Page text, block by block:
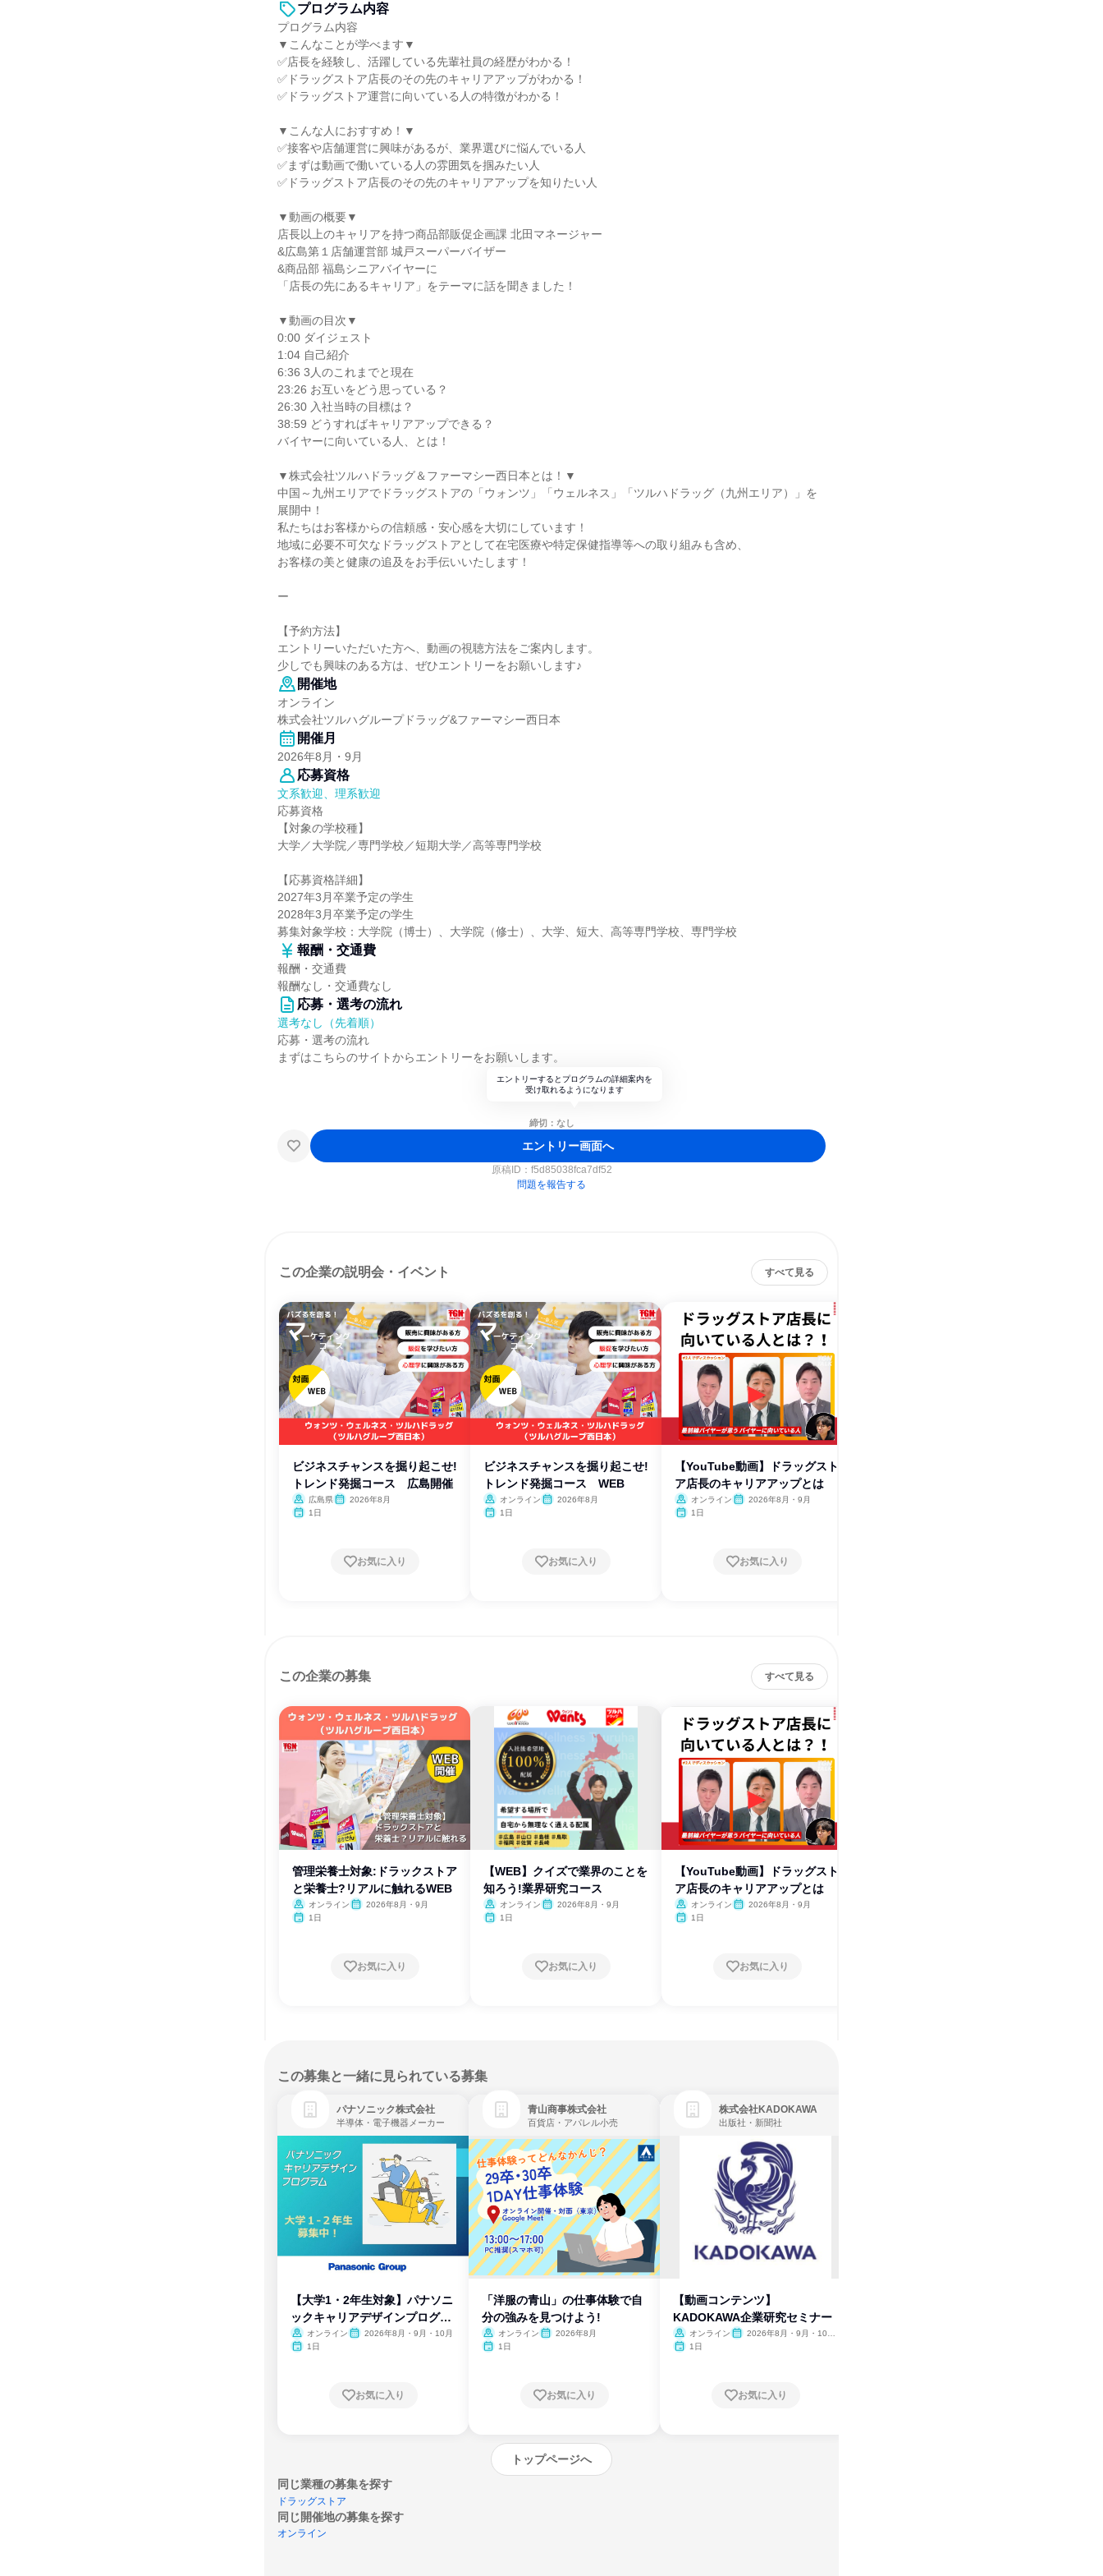
プログラム内容
プログラム内容
▼こんなことが学べます▼
✅店長を経験し、活躍している先輩社員の経歴がわかる！
✅ドラッグストア店長のその先のキャリアアップがわかる！
✅ドラッグストア運営に向いている人の特徴がわかる！
▼こんな人におすすめ！▼
✅接客や店舗運営に興味があるが、業界選びに悩んでいる人
✅まずは動画で働いている人の雰囲気を掴みたい人
✅ドラッグストア店長のその先のキャリアアップを知りたい人
▼動画の概要▼
店長以上のキャリアを持つ商品部販促企画課 北田マネージャー
&広島第１店舗運営部 城戸スーパーバイザー
&商品部 福島シニアバイヤーに
「店長の先にあるキャリア」をテーマに話を聞きました！
▼動画の目次▼
0:00 ダイジェスト
1:04 自己紹介
6:36 3人のこれまでと現在
23:26 お互いをどう思っている？
26:30 入社当時の目標は？
38:59 どうすればキャリアアップできる？
バイヤーに向いている人、とは！
▼株式会社ツルハドラッグ＆ファーマシー西日本とは！▼
中国～九州エリアでドラッグストアの「ウォンツ」「ウェルネス」「ツルハドラッグ（九州エリア）」を
展開中！
私たちはお客様からの信頼感・安心感を大切にしています！
地域に必要不可欠なドラッグストアとして在宅医療や特定保健指導等への取り組みも含め、
お客様の美と健康の追及をお手伝いいたします！
ー
【予約方法】
エントリーいただいた方へ、動画の視聴方法をご案内します。
少しでも興味のある方は、ぜひエントリーをお願いします♪
開催地
オンライン
株式会社ツルハグループドラッグ&ファーマシー西日本
開催月
2026年8月・9月
応募資格
文系歓迎、理系歓迎
応募資格
【対象の学校種】
大学／大学院／専門学校／短期大学／高等専門学校
【応募資格詳細】
2027年3月卒業予定の学生
2028年3月卒業予定の学生
募集対象学校：大学院（博士）、大学院（修士）、大学、短大、高等専門学校、専門学校
報酬・交通費
報酬・交通費
報酬なし・交通費なし
応募・選考の流れ
選考なし（先着順）
応募・選考の流れ
まずはこちらのサイトからエントリーをお願いします。
エントリーするとプログラムの詳細案内を
受け取れるようになります
締切：なし
エントリー画面へ
原稿ID： f5d85038fca7df52
問題を報告する
この企業の説明会・イベント すべて見る
ビジネスチャンスを掘り起こせ!
トレンド発掘コース 広島開催
広島県
2026年8月
1日
お気に入り
ビジネスチャンスを掘り起こせ!
トレンド発掘コース WEB
オンライン
2026年8月
1日
お気に入り
【YouTube動画】ドラッグスト
ア店長のキャリアアップとは
オンライン
2026年8月・9月
1日
お気に入り
この企業の募集 すべて見る
管理栄養士対象:ドラックストア
と栄養士?リアルに触れるWEB
オンライン
2026年8月・9月
1日
お気に入り
【WEB】クイズで業界のことを
知ろう!業界研究コース
オンライン
2026年8月・9月
1日
お気に入り
【YouTube動画】ドラッグスト
ア店長のキャリアアップとは
オンライン
2026年8月・9月
1日
お気に入り
この募集と一緒に見られている募集
パナソニック株式会社
半導体・電子機器メーカー
【大学1・2年生対象】パナソニ
ックキャリアデザインプログラ
ム
オンライン
2026年8月・9月・10月
1日
お気に入り
青山商事株式会社
百貨店・アパレル小売
「洋服の青山」の仕事体験で自
分の強みを見つけよう!
オンライン
2026年8月
1日
お気に入り
株式会社KADOKAWA
出版社・新聞社
【動画コンテンツ】
KADOKAWA企業研究セミナー
オンライン
2026年8月・9月・10
1日
お気に入り
トップページへ
同じ業種の募集を探す
ドラッグストア
同じ開催地の募集を探す
オンライン